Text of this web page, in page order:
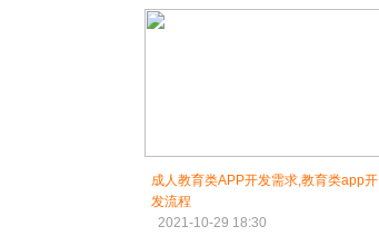
成人教育类APP开发需求,教育类app开
发流程
2021-10-29 18:30